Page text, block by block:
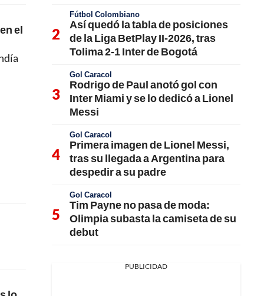
el
Fútbol Colombiano
Así quedó la tabla de posiciones
de la Liga BetPlay II-2026, tras
Tolima 2-1 Inter de Bogotá
Gol Caracol
Rodrigo de Paul anotó gol con
Inter Miami y se lo dedicó a Lionel
Messi
Gol Caracol
Primera imagen de Lionel Messi,
tras su llegada a Argentina para
despedir a su padre
Gol Caracol
Tim Payne no pasa de moda:
Olimpia subasta la camiseta de su
debut
PUBLICIDAD